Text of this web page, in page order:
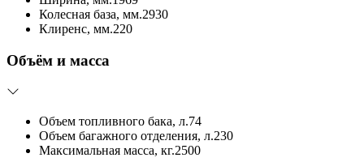
Колесная база, мм.2930
Клиренс, мм.220
Объём и масса
Объем топливного бака, л.74
Объем багажного отделения, л.230
Максимальная масса, кг.2500